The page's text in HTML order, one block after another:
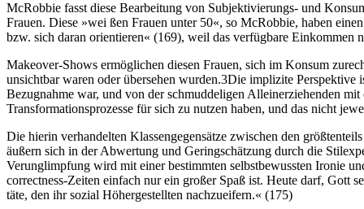
McRobbie fasst diese Bearbeitung von Subjektivierungs- und
Frauen. Diese »wei­ ßen Frauen unter 50«, so McRobbie, haben
bzw. sich daran orientieren« (169), weil das verfügbare Einkommen
Makeover-Shows ermöglichen diesen Frauen, sich im Konsum
unsichtbar waren oder übersehen wurden.3Die implizite Perspektive
Bezugnahme war, und von der schmuddeligen Alleinerziehenden
Transformationsprozesse für sich zu nutzen haben, und das nicht
Die hierin verhandelten Klassengegensätze zwischen den
äußern sich in der Abwertung und Geringschätzung durch die
Verunglimpfung wird mit einer bestimmten selbstbewussten Ironie
correctness-Zeiten einfach nur ein großer Spaß ist. Heute darf, Gott
täte, den ihr sozial Höhergestellten nachzueifern.« (175)